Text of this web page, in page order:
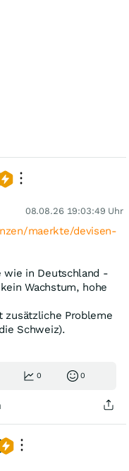
08.08.26 19:03:49 Uhr
maerkte/devisen-
wie in Deutschland -
Wachstum, hohe
zusätzliche Probleme
Schweiz).
0 0